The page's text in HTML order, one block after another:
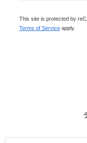
This site is protected by
Terms of Service apply.